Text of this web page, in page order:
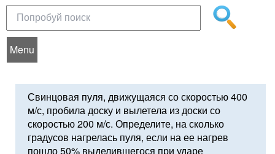
Menu
Свинцовая пуля, движущаяся со скоростью 400
м/с, пробила доску и вылетела из доски со
скоростью 200 м/с. Определите, на сколько
градусов нагрелась пуля, если на ее нагрев
пошло 50% выделившегося при ударе